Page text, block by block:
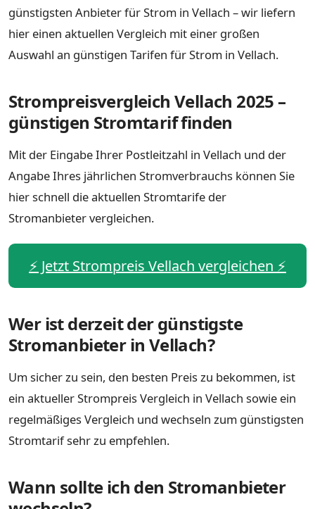
günstigsten Anbieter für Strom in Vellach – wir liefern
hier einen aktuellen Vergleich mit einer großen
Auswahl an günstigen Tarifen für Strom in Vellach.
Strompreisvergleich Vellach 2025 –
günstigen Stromtarif finden
Mit der Eingabe Ihrer Postleitzahl in Vellach und der
Angabe Ihres jährlichen Stromverbrauchs können Sie
hier schnell die aktuellen Stromtarife der
Stromanbieter vergleichen.
⚡️ Jetzt Strompreis Vellach vergleichen ⚡️
Wer ist derzeit der günstigste
Stromanbieter in Vellach?
Um sicher zu sein, den besten Preis zu bekommen, ist
ein aktueller Strompreis Vergleich in Vellach sowie ein
regelmäßiges Vergleich und wechseln zum günstigsten
Stromtarif sehr zu empfehlen.
Wann sollte ich den Stromanbieter